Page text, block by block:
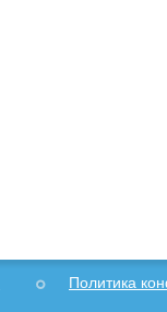
Политика